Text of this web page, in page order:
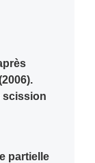
scission
partielle